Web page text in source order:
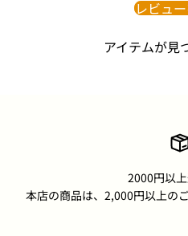
レビュ
アイテムが見
2000円以
本店の商品は、2,000円以上の